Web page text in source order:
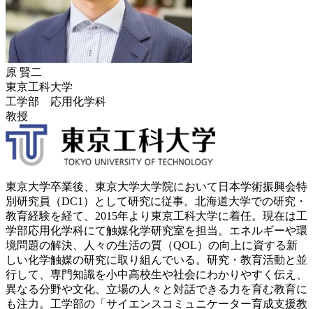
原 賢二
東京工科大学
工学部 応用化学科
教授
東京大学卒業後、東京大学大学院において日本学術振興会特
別研究員（DC1）として研究に従事。北海道大学での研究・
教育経験を経て、2015年より東京工科大学に着任。現在は工
学部応用化学科にて触媒化学研究室を担当。エネルギーや環
境問題の解決、人々の生活の質（QOL）の向上に資する新
しい化学触媒の研究に取り組んでいる。研究・教育活動と並
行して、専門知識を小中高校生や社会にわかりやすく伝え、
異なる分野や文化、立場の人々と対話できる力を育む教育に
も注力。工学部の「サイエンスコミュニケーター育成支援教